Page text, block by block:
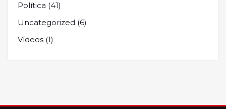
Política (41)
Uncategorized (6)
Vídeos (1)